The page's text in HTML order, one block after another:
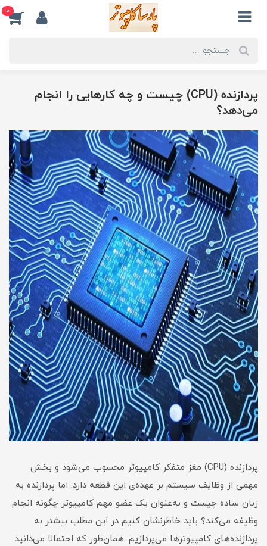
0
پردازنده (CPU) چیست و چه کارهایی را انجام
می‌دهد؟
پردازنده (CPU) مغز متفکر کامپیوتر محسوب می‌شود و بخش
مهمی از وظایف سیستم بر عهده‌ی این قطعه دارد. اما پردازنده به
زبان ساده چیست و به‌عنوان یک عضو مهم کامپیوتر چگونه انجام
وظیفه می‌کند؟ باید خاطرنشان کنیم در این مطلب بیشتر به
پردازنده‌های کامپیوترها می‌پردازیم. همان‌طور که احتمالا می‌دانید